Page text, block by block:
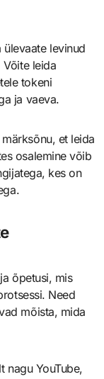
levinud
Võite leida
tokeni
ja vaeva.
et leida
osalemine võib
kes on
õpetusi, mis
Need
mõista, mida
nagu YouTube,